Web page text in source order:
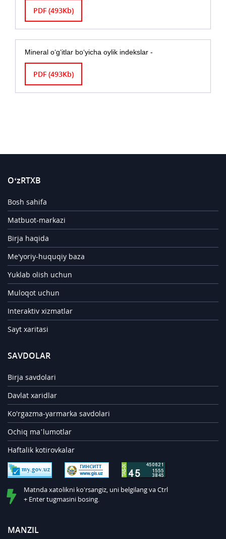
PDF (493Kb)
Mineral o‘g‘itlar bo‘yicha oylik indekslar -
PDF (493Kb)
O‘zRTXB
Bosh sahifa
Matbuot-markazi
Birja haqida
Me'yoriy-huquqiy baza
Yuklab olish uchun
Muloqot uchun
Interaktiv xizmatlar
Sayt xaritasi
SAVDOLAR
Birja savdolari
Davlat xaridlar
Ko'rgazma-yarmarka savdolari
Ochiq ma’lumotlar
Haftalik kotirovkalar
Matnda xatolikni ko'rsangiz, uni belgilang va Ctrl
+ Enter tugmasini bosing.
MANZIL